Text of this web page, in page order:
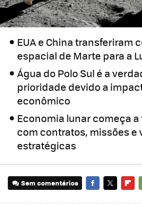
EUA e China transferiram
espacial de Marte para a
Água do Polo Sul é a
prioridade devido a
econômico
Economia lunar começa
com contratos, missões e
estratégicas
Sem comentários